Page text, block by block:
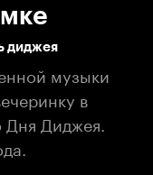
диджея
музыки
в
Диджея.